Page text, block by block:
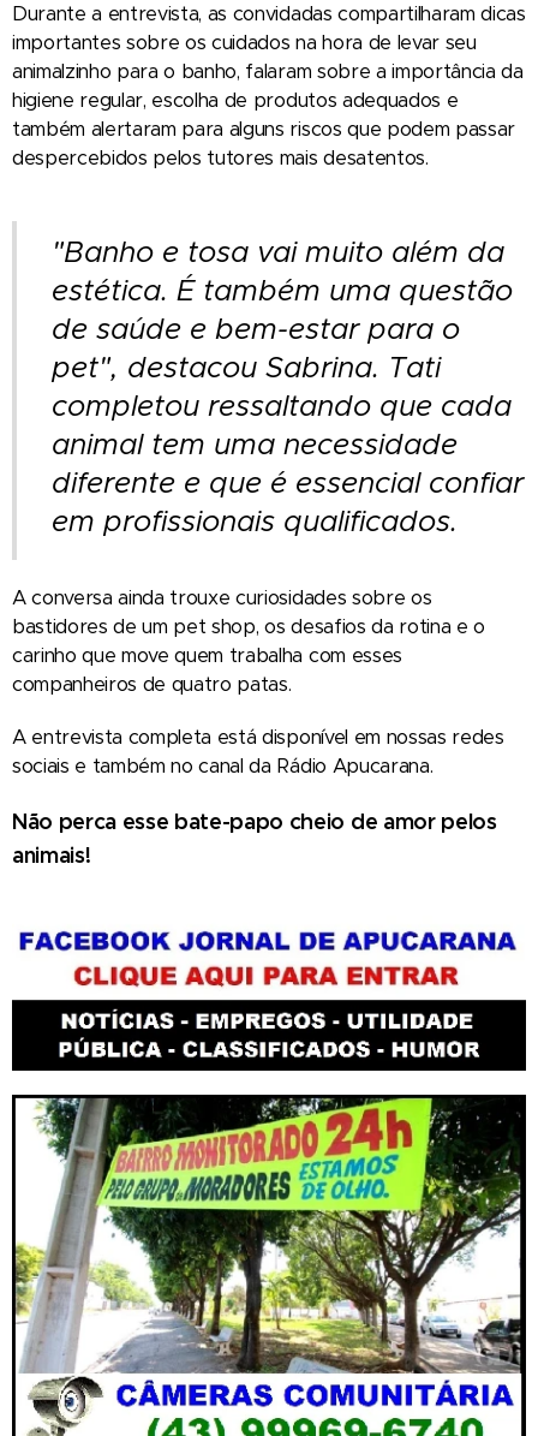
Durante a entrevista, as convidadas compartilharam dicas
importantes sobre os cuidados na hora de levar seu
animalzinho para o banho, falaram sobre a importância da
higiene regular, escolha de produtos adequados e
também alertaram para alguns riscos que podem passar
despercebidos pelos tutores mais desatentos.
"Banho e tosa vai muito além da
estética. É também uma questão
de saúde e bem-estar para o
pet", destacou Sabrina. Tati
completou ressaltando que cada
animal tem uma necessidade
diferente e que é essencial confiar
em profissionais qualificados.
A conversa ainda trouxe curiosidades sobre os
bastidores de um pet shop, os desafios da rotina e o
carinho que move quem trabalha com esses
companheiros de quatro patas.
A entrevista completa está disponível em nossas redes
sociais e também no canal da Rádio Apucarana.
Não perca esse bate-papo cheio de amor pelos
animais!